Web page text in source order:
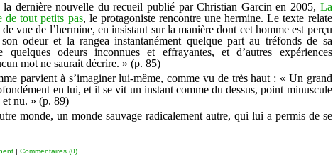
la dernière nouvelle du recueil publié par Christian Garcin en 2005, La
de tout petits pas, le protagoniste rencontre une hermine. Le texte relate
vue de l’hermine, en insistant sur la manière dont cet homme est perçu
odeur et la rangea instantanément quelque part au tréfonds de sa
quelques odeurs inconnues et effrayantes, et d’autres expériences
mot ne saurait décrire. » (p. 85)
parvient à s’imaginer lui-même, comme vu de très haut : « Un grand
en lui, et il se vit un instant comme du dessus, point minuscule
et nu. » (p. 89)
monde, un monde sauvage radicalement autre, qui lui a permis de se
| Commentaires (0)